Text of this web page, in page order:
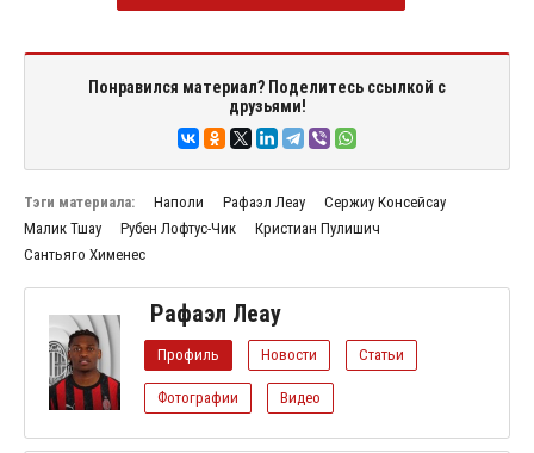
Понравился материал? Поделитесь ссылкой с
друзьями!
Тэги материала: Наполи Рафаэл Леау
Сержиу Консейсау
Малик Тшау
Рубен Лофтус-Чик
Кристиан Пулишич
Сантьяго Хименес
Рафаэл Леау
Профиль Новости Статьи
Фотографии Видео